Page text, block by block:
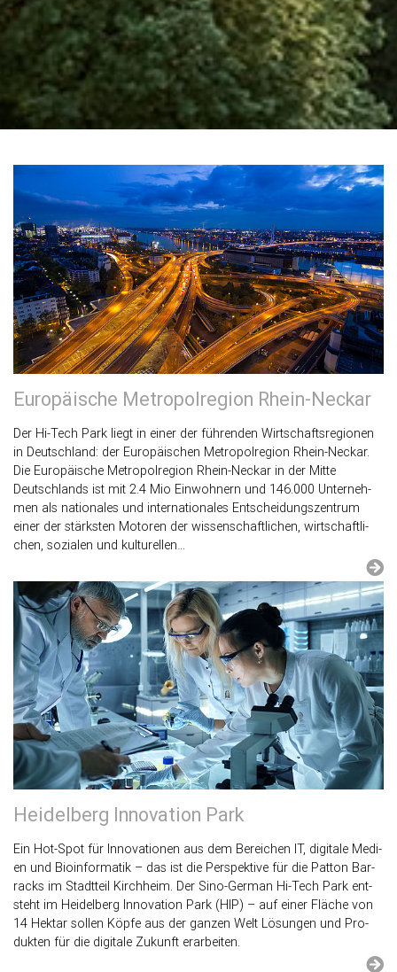
Eu­ro­päi­sche Me­tro­pol­re­gi­on Rhein-Ne­ckar
Der Hi-Tech Park liegt in einer der füh­ren­den Wirt­schafts­re­gio­nen
in Deutsch­land: der Eu­ro­päi­schen Me­tro­pol­re­gi­on Rhein-Ne­ckar.
Die Eu­ro­päi­sche Me­tro­pol­re­gi­on Rhein-Ne­ckar in der Mitte
Deutsch­lands ist mit 2.4 Mio Ein­woh­nern und 146.000 Un­ter­neh­
men als na­tio­na­les und in­ter­na­tio­na­les Ent­schei­dungs­zen­trum
einer der stärks­ten Mo­to­ren der wis­sen­schaft­li­chen, wirt­schaft­li­
chen, so­zia­len und kul­tu­rel­len…
Hei­del­berg In­no­va­ti­on Park
Ein Hot-Spot für In­no­va­tio­nen aus dem Be­rei­chen IT, di­gi­ta­le Me­di­
en und Bio­in­for­ma­tik – das ist die Per­spek­ti­ve für die Pat­ton Bar­
racks im Stadt­teil Kirch­heim. Der Si­no-Ger­man Hi-Tech Park ent­
steht im Hei­del­berg In­no­va­ti­on Park (HIP) – auf einer Flä­che von
14 Hekt­ar sol­len Köpfe aus der gan­zen Welt Lö­sun­gen und Pro­
duk­ten für die di­gi­ta­le Zu­kunft er­ar­bei­ten.